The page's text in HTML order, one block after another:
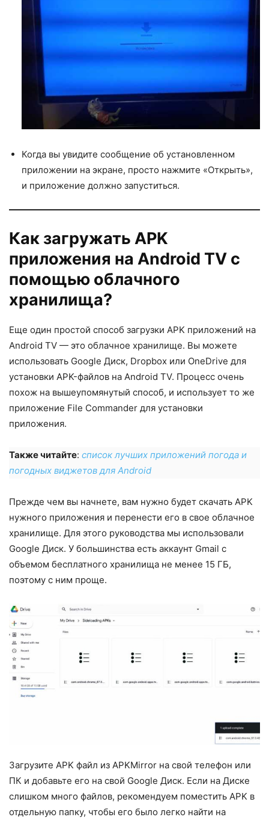
Когда вы увидите сообщение об установленном
приложении на экране, просто нажмите «Открыть»,
и приложение должно запуститься.
Как загружать APK
приложения на Android TV с
помощью облачного
хранилища?
Еще один простой способ загрузки APK приложений на
Android TV — это облачное хранилище. Вы можете
использовать Google Диск, Dropbox или OneDrive для
установки APK-файлов на Android TV. Процесс очень
похож на вышеупомянутый способ, и использует то же
приложение File Commander для установки
приложения.
Также читайте: список лучших приложений погода и
погодных виджетов для Android
Прежде чем вы начнете, вам нужно будет скачать APK
нужного приложения и перенести его в свое облачное
хранилище. Для этого руководства мы использовали
Google Диск. У большинства есть аккаунт Gmail с
объемом бесплатного хранилища не менее 15 ГБ,
поэтому с ним проще.
Загрузите APK файл из APKMirror на свой телефон или
ПК и добавьте его на свой Google Диск. Если на Диске
слишком много файлов, рекомендуем поместить APK в
отдельную папку, чтобы его было легко найти на